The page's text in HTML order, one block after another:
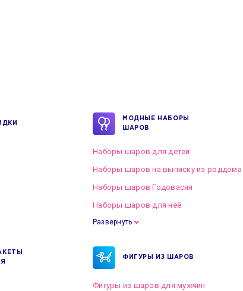
МОДНЫЕ НАБОРЫ
ШАРОВ
Наборы шаров для детей
Наборы шаров на выписку из роддома
Наборы шаров Годовасия
Наборы шаров для неё
Развернуть
ФИГУРЫ ИЗ ШАРОВ
Фигуры из шаров для мужчин